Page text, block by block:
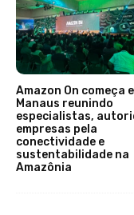
Amazon On começa
Manaus reunindo
especialistas,
empresas pela
conectividade e
sustentabilidade na
Amazônia